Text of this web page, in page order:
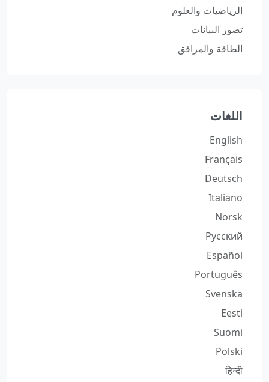
الرياضيات والعلوم
تصور البيانات
الطاقة والمرافق
اللغات
English
Français
Deutsch
Italiano
Norsk
Русский
Español
Português
Svenska
Eesti
Suomi
Polski
हिन्दी